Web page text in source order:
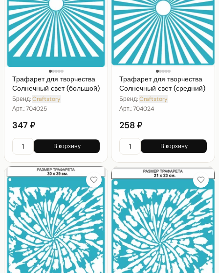
Трафарет для творчества
Солнечный свет (большой)
Бренд:Craftstory
Арт.:704025
347 ₽
В корзину
Трафарет для творчества
Солнечный свет (средний)
Бренд:Craftstory
Арт.:704024
258 ₽
В корзину